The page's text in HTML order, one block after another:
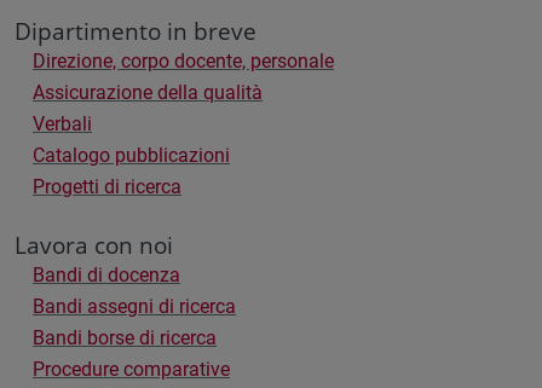
Dipartimento in breve
Direzione, corpo docente, personale
Assicurazione della qualità
Verbali
Catalogo pubblicazioni
Progetti di ricerca
Lavora con noi
Bandi di docenza
Bandi assegni di ricerca
Bandi borse di ricerca
Procedure comparative